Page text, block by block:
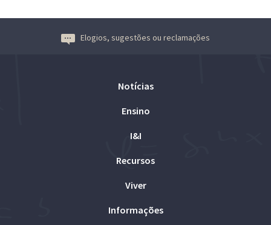
Elogios, sugestões ou reclamações
Notícias
Ensino
I&I
Recursos
Viver
Informações